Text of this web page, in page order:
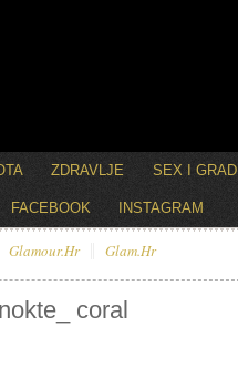
ZDRAVLJE SEX I GRAD
FACEBOOK INSTAGRAM
Glamour.hr Glam.hr
coral